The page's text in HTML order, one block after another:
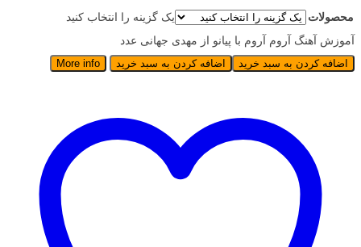
محصولات
یک گزینه را انتخاب کنید
آموزش آهنگ آروم آروم با پیانو از مهدی جهانی عدد
اضافه کردن به سبد خرید اضافه کردن به سبد خرید More info